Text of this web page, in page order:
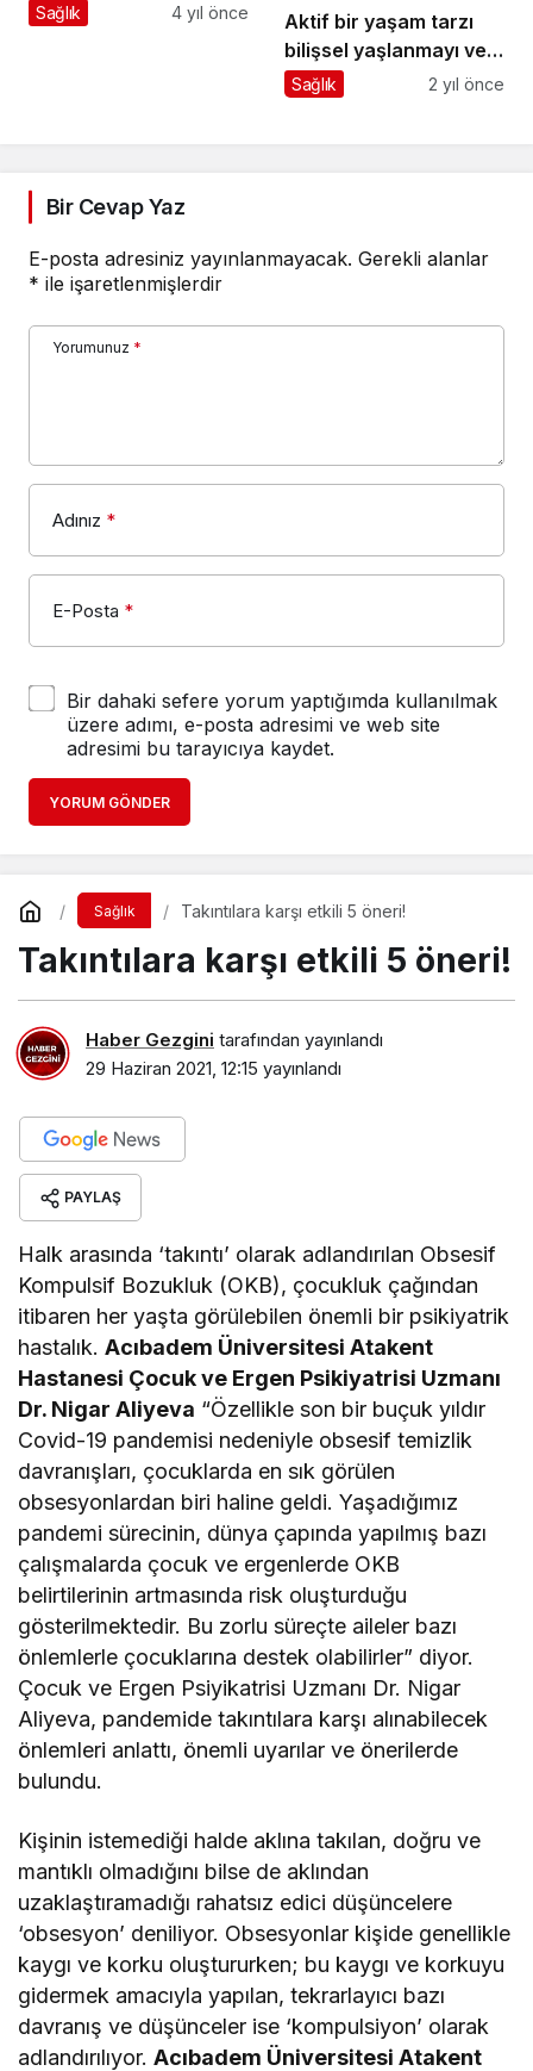
Sağlık 4 yıl önce
Aktif bir yaşam tarzı
bilişsel yaşlanmayı ve
demansı öteliyor!
Sağlık 2 yıl önce
Bir Cevap Yaz
E-posta adresiniz yayınlanmayacak. Gerekli alanlar
* ile işaretlenmişlerdir
Yorumunuz *
Adınız *
E-Posta *
Bir dahaki sefere yorum yaptığımda kullanılmak
üzere adımı, e-posta adresimi ve web site
adresimi bu tarayıcıya kaydet.
YORUM GÖNDER
Sağlık Takıntılara karşı etkili 5 öneri!
Takıntılara karşı etkili 5 öneri!
Haber Gezgini tarafından yayınlandı
29 Haziran 2021, 12:15 yayınlandı
PAYLAŞ
Halk arasında ‘takıntı’ olarak adlandırılan Obsesif
Kompulsif Bozukluk (OKB), çocukluk çağından
itibaren her yaşta görülebilen önemli bir psikiyatrik
hastalık.Acıbadem Üniversitesi Atakent
Hastanesi Çocuk ve Ergen Psikiyatrisi Uzmanı
Dr. Nigar Aliyeva “Özellikle son bir buçuk yıldır
Covid-19 pandemisi nedeniyle obsesif temizlik
davranışları, çocuklarda en sık görülen
obsesyonlardan biri haline geldi. Yaşadığımız
pandemi sürecinin, dünya çapında yapılmış bazı
çalışmalarda çocuk ve ergenlerde OKB
belirtilerinin artmasında risk oluşturduğu
gösterilmektedir. Bu zorlu süreçte aileler bazı
önlemlerle çocuklarına destek olabilirler” diyor.
Çocuk ve Ergen Psiyikatrisi Uzmanı Dr. Nigar
Aliyeva, pandemide takıntılara karşı alınabilecek
önlemleri anlattı, önemli uyarılar ve önerilerde
bulundu.
Kişinin istemediği halde aklına takılan, doğru ve
mantıklı olmadığını bilse de aklından
uzaklaştıramadığı rahatsız edici düşüncelere
‘obsesyon’ deniliyor. Obsesyonlar kişide genellikle
kaygı ve korku oluştururken; bu kaygı ve korkuyu
gidermek amacıyla yapılan, tekrarlayıcı bazı
davranış ve düşünceler ise ‘kompulsiyon’ olarak
adlandırılıyor.Acıbadem Üniversitesi Atakent